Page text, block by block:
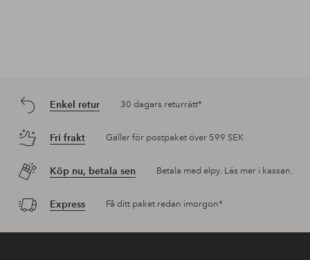
Enkel retur 30 dagars returrätt*
Fri frakt Gäller för postpaket över 599 SEK
Köp nu, betala sen Betala med elpy. Läs mer i kassan.
Express Få ditt paket redan imorgon*